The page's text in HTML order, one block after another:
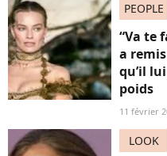
PEOPLE
“Va te
a
qu’il
poids
11 février
LOOK